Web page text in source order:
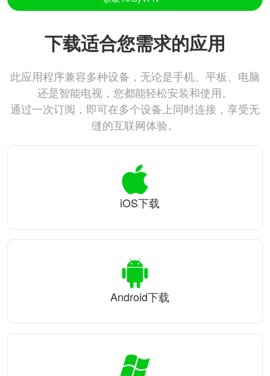
下载适合您需求的应用
此应用程序兼容多种设备，无论是手机、平板、电脑
还是智能电视，您都能轻松安装和使用。
通过一次订阅，即可在多个设备上同时连接，享受无
缝的互联网体验。
iOS下载
Android下载